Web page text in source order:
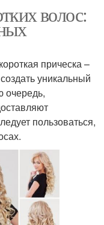
волос:
прическа –
уникальный
очередь,
пользоваться,